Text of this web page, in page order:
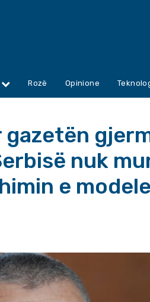
Rozë Opinione
gazetën
nuk
e